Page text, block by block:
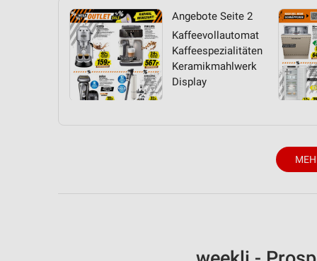
Angebote Seite 2
Kaffeevollautomat
Kaffeespezialitäten
Keramikmahlwerk
Display